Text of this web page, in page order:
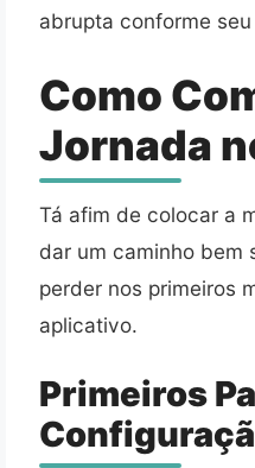
abrupta conforme
Como
Jornada
Tá afim de colocar a
dar um caminho bem
perder nos primeiros
aplicativo.
Primeiros